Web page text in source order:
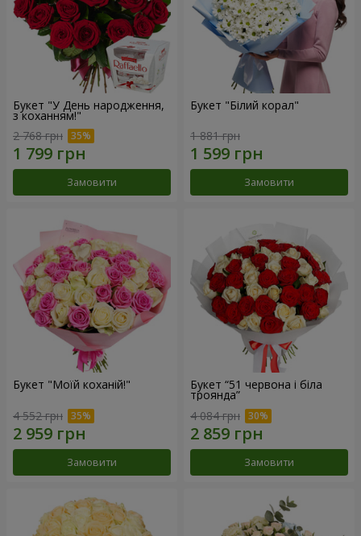
Букет "У День народження,
з коханням!"
2 768 грн
Замовити
Букет "Білий корал"
1 881 грн
Замовити
Букет "Моїй коханій!"
4 552 грн
Замовити
Букет “51 червона і біла
троянда”
4 084 грн
Замовити